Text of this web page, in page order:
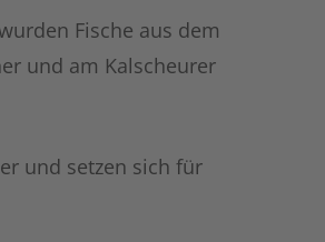
Fische aus dem
und am Kalscheurer
und setzen sich für